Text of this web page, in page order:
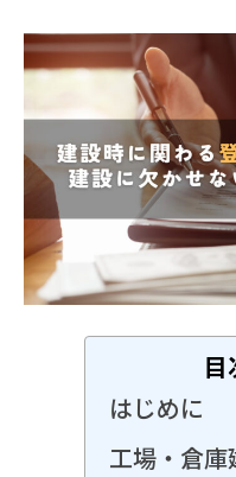
目
はじめに
工場・倉